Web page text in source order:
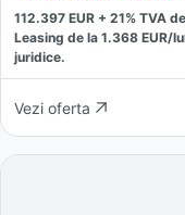
112.397 EUR + 21% TVA
Leasing de la 1.368 EUR/
juridice.
Vezi oferta